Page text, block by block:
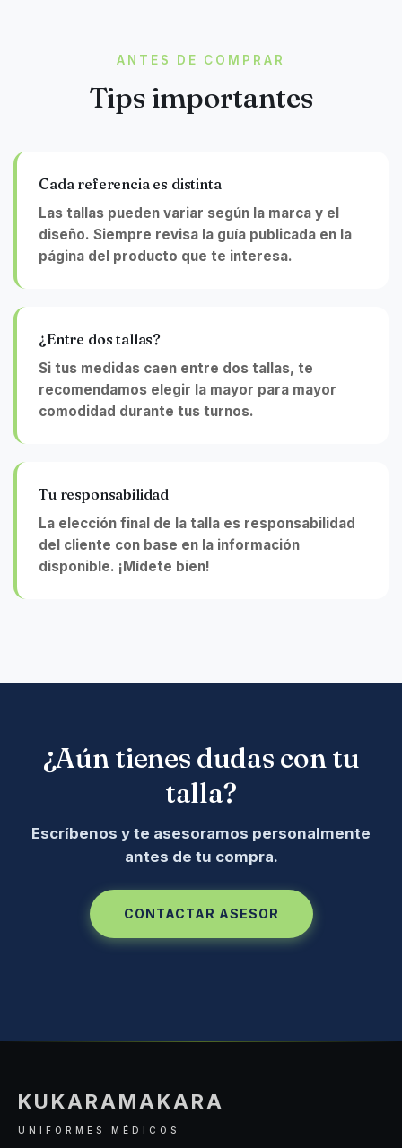
ANTES DE COMPRAR
Tips importantes
Cada referencia es distinta
Las tallas pueden variar según la marca y el
diseño. Siempre revisa la guía publicada en la
página del producto que te interesa.
¿Entre dos tallas?
Si tus medidas caen entre dos tallas, te
recomendamos elegir la mayor para mayor
comodidad durante tus turnos.
Tu responsabilidad
La elección final de la talla es responsabilidad
del cliente con base en la información
disponible. ¡Mídete bien!
¿Aún tienes dudas con tu
talla?
Escríbenos y te asesoramos personalmente
antes de tu compra.
CONTACTAR ASESOR
KUKARAMAKARA
UNIFORMES MÉDICOS